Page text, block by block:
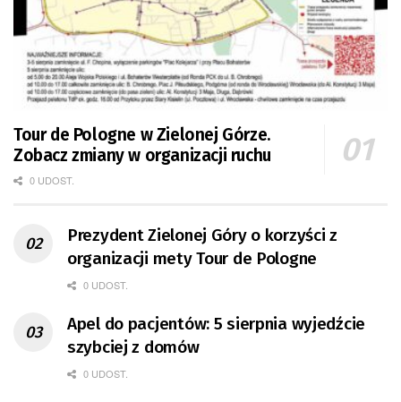
Tour de Pologne w Zielonej Górze.
Zobacz zmiany w organizacji ruchu
0 UDOST.
Prezydent Zielonej Góry o korzyści z
organizacji mety Tour de Pologne
0 UDOST.
Apel do pacjentów: 5 sierpnia wyjedźcie
szybciej z domów
0 UDOST.